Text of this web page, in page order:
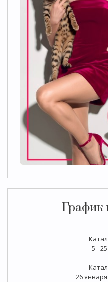
График
5 -
26